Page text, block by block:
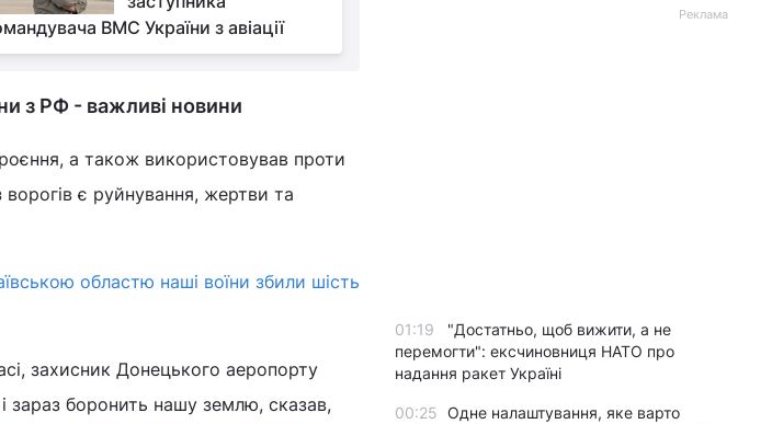
ВМС України з авіації
з РФ - важливі новини
а також використовував проти
є руйнування, жертви та
областю наші воїни збили шість
захисник Донецького аеропорту
зараз боронить нашу землю, сказав,
Реклама
01:19
"Достатньо, щоб вижити, а не
перемогти": ексчиновниця НАТО про
надання ракет Україні
00:25 Одне налаштування, яке варто